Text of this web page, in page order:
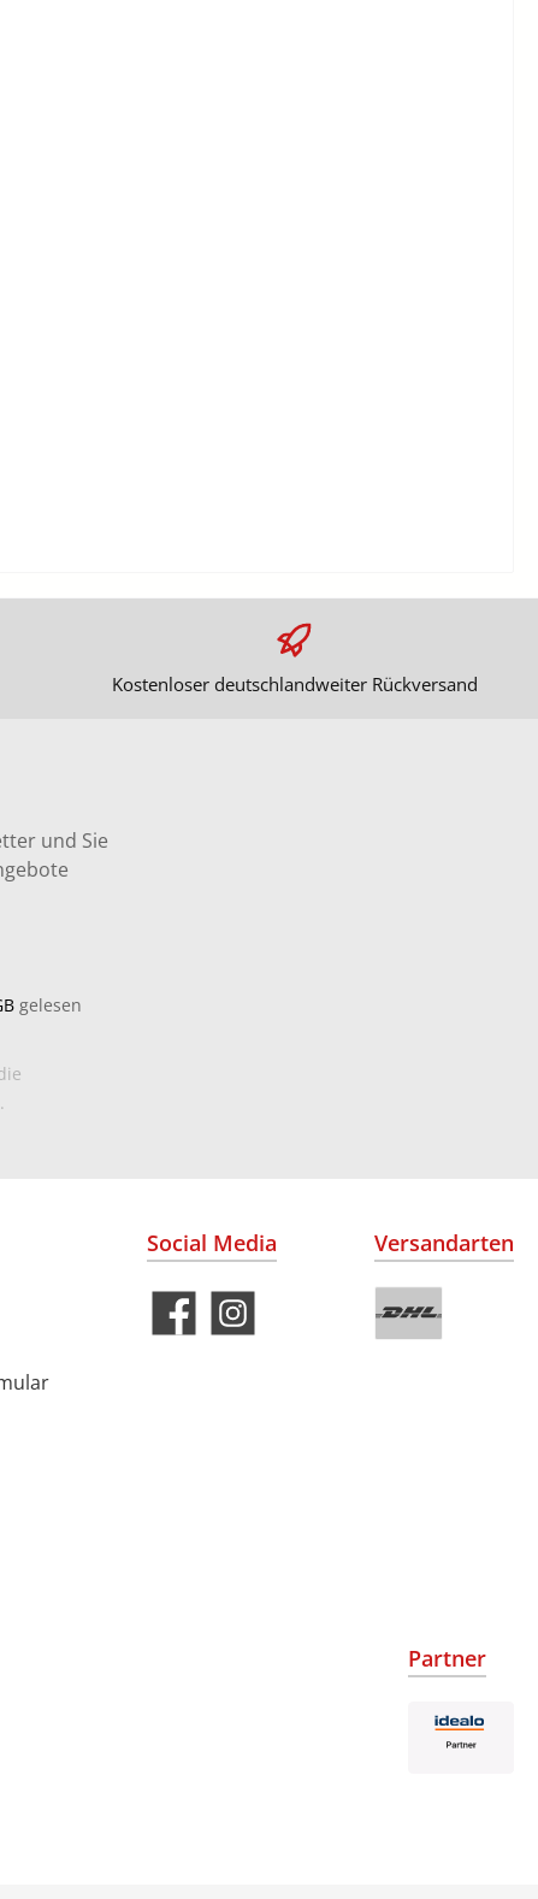
Kostenloser deutschlandweiter Rückversand
und Sie
gelesen
Social Media Versandarten
Partner